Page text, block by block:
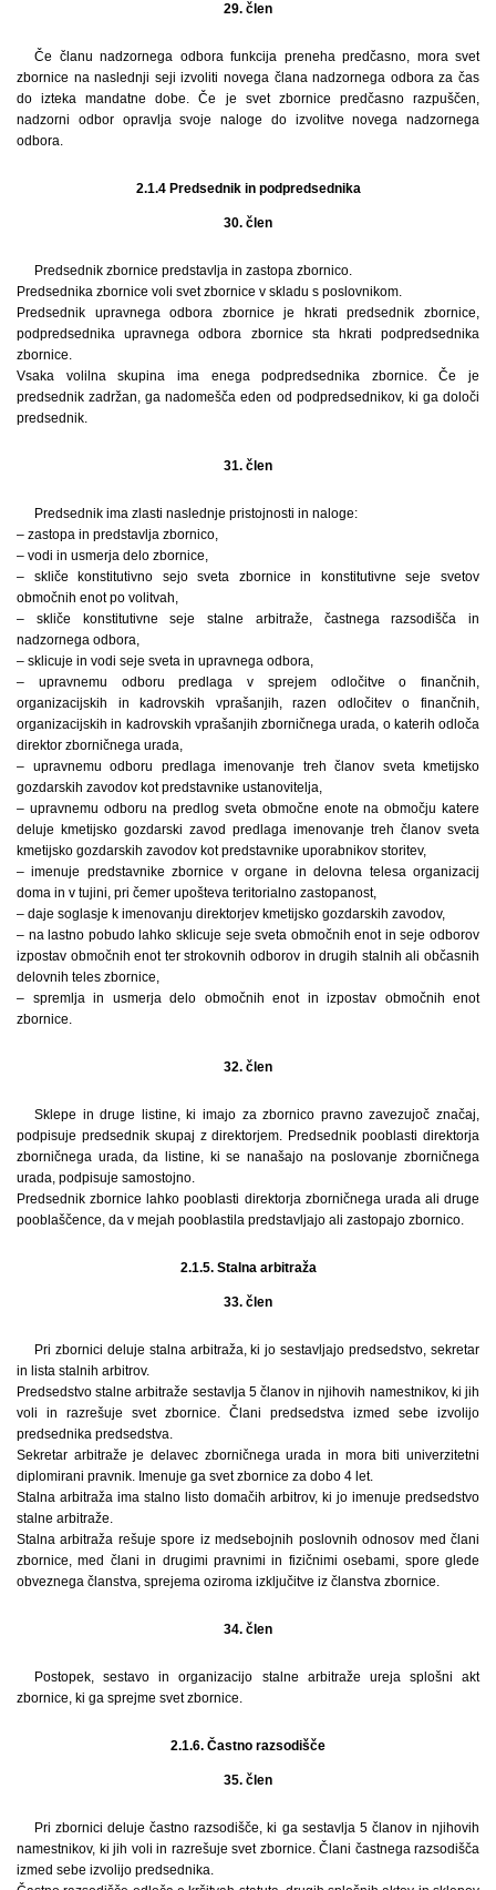
29. člen
Če članu nadzornega odbora funkcija preneha predčasno, mora svet
zbornice na naslednji seji izvoliti novega člana nadzornega odbora za čas
do izteka mandatne dobe. Če je svet zbornice predčasno razpuščen,
nadzorni odbor opravlja svoje naloge do izvolitve novega nadzornega
odbora.
2.1.4 Predsednik in podpredsednika
30. člen
Predsednik zbornice predstavlja in zastopa zbornico.
Predsednika zbornice voli svet zbornice v skladu s poslovnikom.
Predsednik upravnega odbora zbornice je hkrati predsednik zbornice,
podpredsednika upravnega odbora zbornice sta hkrati podpredsednika
zbornice.
Vsaka volilna skupina ima enega podpredsednika zbornice. Če je
predsednik zadržan, ga nadomešča eden od podpredsednikov, ki ga določi
predsednik.
31. člen
Predsednik ima zlasti naslednje pristojnosti in naloge:
– zastopa in predstavlja zbornico,
– vodi in usmerja delo zbornice,
– skliče konstitutivno sejo sveta zbornice in konstitutivne seje svetov
območnih enot po volitvah,
– skliče konstitutivne seje stalne arbitraže, častnega razsodišča in
nadzornega odbora,
– sklicuje in vodi seje sveta in upravnega odbora,
– upravnemu odboru predlaga v sprejem odločitve o finančnih,
organizacijskih in kadrovskih vprašanjih, razen odločitev o finančnih,
organizacijskih in kadrovskih vprašanjih zborničnega urada, o katerih odloča
direktor zborničnega urada,
– upravnemu odboru predlaga imenovanje treh članov sveta kmetijsko
gozdarskih zavodov kot predstavnike ustanovitelja,
– upravnemu odboru na predlog sveta območne enote na območju katere
deluje kmetijsko gozdarski zavod predlaga imenovanje treh članov sveta
kmetijsko gozdarskih zavodov kot predstavnike uporabnikov storitev,
– imenuje predstavnike zbornice v organe in delovna telesa organizacij
doma in v tujini, pri čemer upošteva teritorialno zastopanost,
– daje soglasje k imenovanju direktorjev kmetijsko gozdarskih zavodov,
– na lastno pobudo lahko sklicuje seje sveta območnih enot in seje odborov
izpostav območnih enot ter strokovnih odborov in drugih stalnih ali občasnih
delovnih teles zbornice,
– spremlja in usmerja delo območnih enot in izpostav območnih enot
zbornice.
32. člen
Sklepe in druge listine, ki imajo za zbornico pravno zavezujoč značaj,
podpisuje predsednik skupaj z direktorjem. Predsednik pooblasti direktorja
zborničnega urada, da listine, ki se nanašajo na poslovanje zborničnega
urada, podpisuje samostojno.
Predsednik zbornice lahko pooblasti direktorja zborničnega urada ali druge
pooblaščence, da v mejah pooblastila predstavljajo ali zastopajo zbornico.
2.1.5. Stalna arbitraža
33. člen
Pri zbornici deluje stalna arbitraža, ki jo sestavljajo predsedstvo, sekretar
in lista stalnih arbitrov.
Predsedstvo stalne arbitraže sestavlja 5 članov in njihovih namestnikov, ki jih
voli in razrešuje svet zbornice. Člani predsedstva izmed sebe izvolijo
predsednika predsedstva.
Sekretar arbitraže je delavec zborničnega urada in mora biti univerzitetni
diplomirani pravnik. Imenuje ga svet zbornice za dobo 4 let.
Stalna arbitraža ima stalno listo domačih arbitrov, ki jo imenuje predsedstvo
stalne arbitraže.
Stalna arbitraža rešuje spore iz medsebojnih poslovnih odnosov med člani
zbornice, med člani in drugimi pravnimi in fizičnimi osebami, spore glede
obveznega članstva, sprejema oziroma izključitve iz članstva zbornice.
34. člen
Postopek, sestavo in organizacijo stalne arbitraže ureja splošni akt
zbornice, ki ga sprejme svet zbornice.
2.1.6. Častno razsodišče
35. člen
Pri zbornici deluje častno razsodišče, ki ga sestavlja 5 članov in njihovih
namestnikov, ki jih voli in razrešuje svet zbornice. Člani častnega razsodišča
izmed sebe izvolijo predsednika.